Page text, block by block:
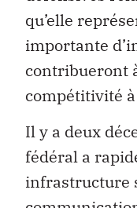
qu’elle
importante
contribueront
compétitivité
Il y a deux
fédéral a
infrastructure